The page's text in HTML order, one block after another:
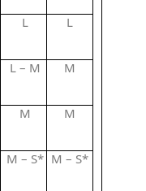
L L
L – M M
M M
M – S* M – S*